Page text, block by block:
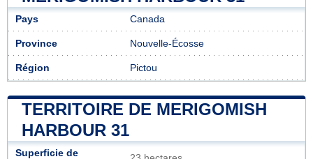
Pays Canada
Province Nouvelle-Écosse
Région Pictou
TERRITOIRE DE MERIGOMISH
HARBOUR 31
Superficie de